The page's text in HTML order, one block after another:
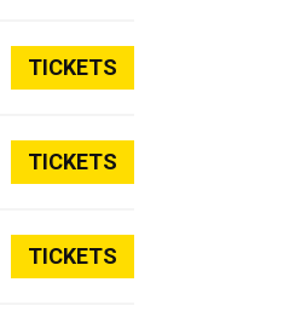
TICKETS
TICKETS
TICKETS